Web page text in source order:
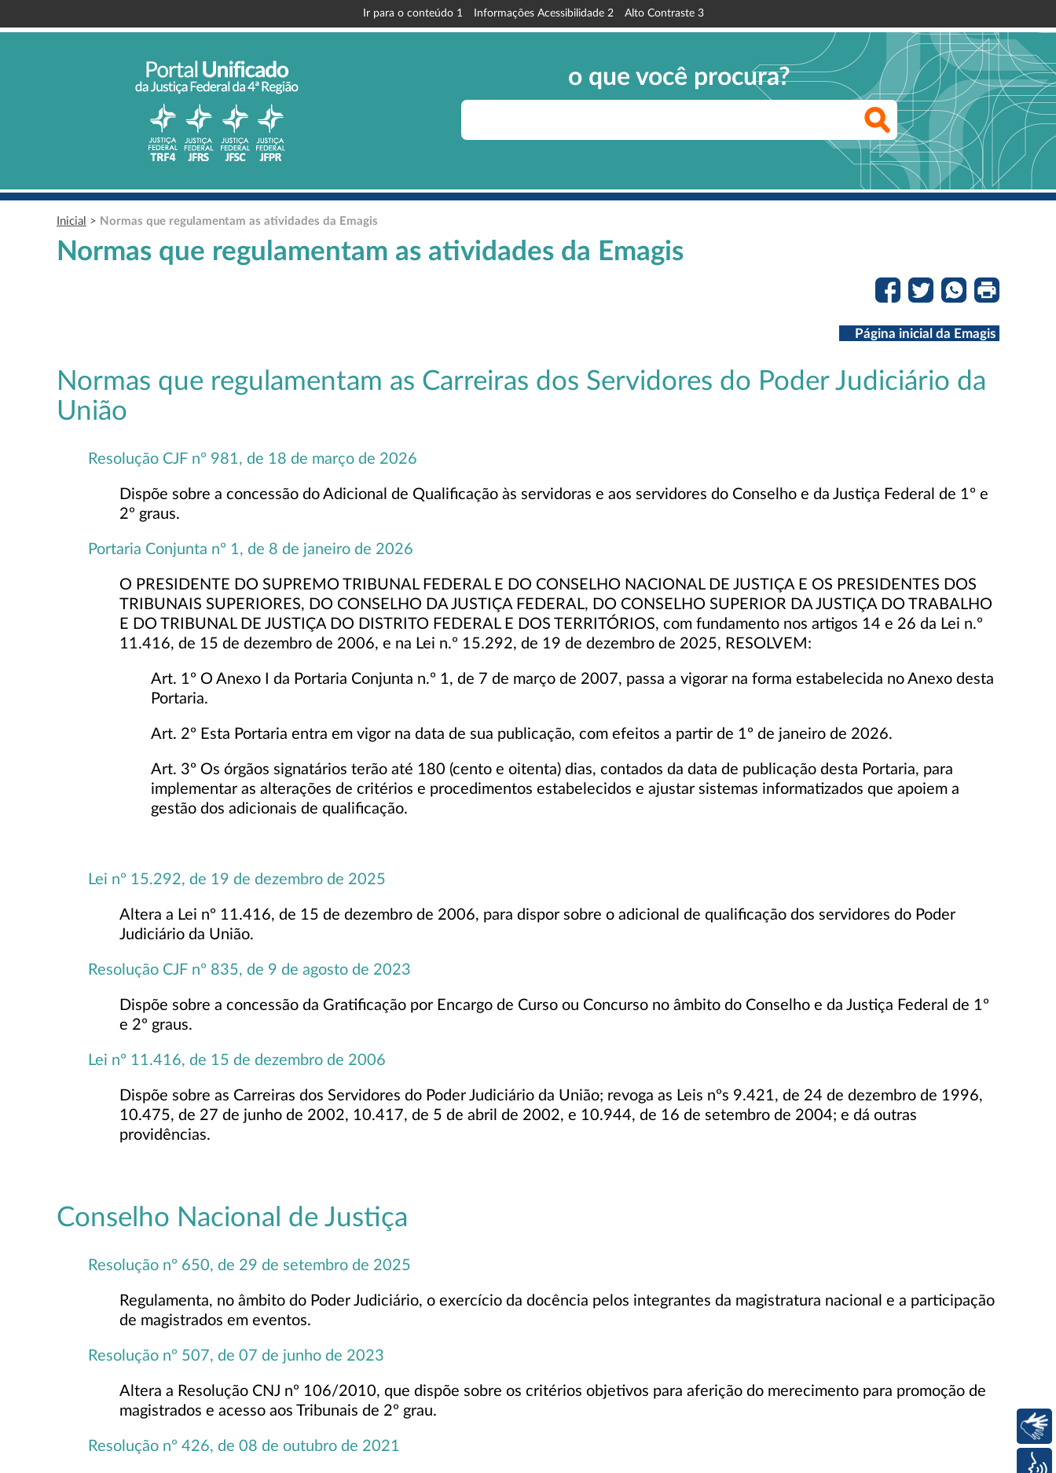
Ir para o conteúdo 1 Informações Acessibilidade 2 Alto Contraste 3
o que você procura?
Inicial > Normas que regulamentam as atividades da Emagis
Normas que regulamentam as atividades da Emagis
Página inicial da Emagis
Normas que regulamentam as Carreiras dos Servidores do Poder Judiciário da
União
Resolução CJF nº 981, de 18 de março de 2026
Dispõe sobre a concessão do Adicional de Qualificação às servidoras e aos servidores do Conselho e da Justiça Federal de 1º e
2º graus.
Portaria Conjunta nº 1, de 8 de janeiro de 2026
O PRESIDENTE DO SUPREMO TRIBUNAL FEDERAL E DO CONSELHO NACIONAL DE JUSTIÇA E OS PRESIDENTES DOS
TRIBUNAIS SUPERIORES, DO CONSELHO DA JUSTIÇA FEDERAL, DO CONSELHO SUPERIOR DA JUSTIÇA DO TRABALHO
E DO TRIBUNAL DE JUSTIÇA DO DISTRITO FEDERAL E DOS TERRITÓRIOS, com fundamento nos artigos 14 e 26 da Lei n.º
11.416, de 15 de dezembro de 2006, e na Lei n.º 15.292, de 19 de dezembro de 2025, RESOLVEM:
Art. 1º O Anexo I da Portaria Conjunta n.º 1, de 7 de março de 2007, passa a vigorar na forma estabelecida no Anexo desta
Portaria.
Art. 2º Esta Portaria entra em vigor na data de sua publicação, com efeitos a partir de 1º de janeiro de 2026.
Art. 3º Os órgãos signatários terão até 180 (cento e oitenta) dias, contados da data de publicação desta Portaria, para
implementar as alterações de critérios e procedimentos estabelecidos e ajustar sistemas informatizados que apoiem a
gestão dos adicionais de qualificação.
Lei nº 15.292, de 19 de dezembro de 2025
Altera a Lei nº 11.416, de 15 de dezembro de 2006, para dispor sobre o adicional de qualificação dos servidores do Poder
Judiciário da União.
Resolução CJF nº 835, de 9 de agosto de 2023
Dispõe sobre a concessão da Gratificação por Encargo de Curso ou Concurso no âmbito do Conselho e da Justiça Federal de 1º
e 2º graus.
Lei nº 11.416, de 15 de dezembro de 2006
Dispõe sobre as Carreiras dos Servidores do Poder Judiciário da União; revoga as Leis nºs 9.421, de 24 de dezembro de 1996,
10.475, de 27 de junho de 2002, 10.417, de 5 de abril de 2002, e 10.944, de 16 de setembro de 2004; e dá outras
providências.
Conselho Nacional de Justiça
Resolução nº 650, de 29 de setembro de 2025
Regulamenta, no âmbito do Poder Judiciário, o exercício da docência pelos integrantes da magistratura nacional e a participação
de magistrados em eventos.
Resolução nº 507, de 07 de junho de 2023
Altera a Resolução CNJ nº 106/2010, que dispõe sobre os critérios objetivos para aferição do merecimento para promoção de
magistrados e acesso aos Tribunais de 2º grau.
Resolução nº 426, de 08 de outubro de 2021